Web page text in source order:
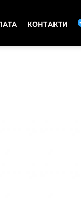
КОНТАКТИ